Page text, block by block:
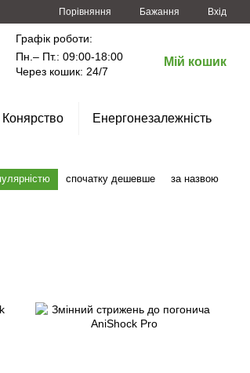
Порівняння Бажання Вхід
Графік роботи:
Пн.– Пт.: 09:00-18:00
Через кошик: 24/7
Мій кошик
Конярство Енергонезалежність
спочатку дешевше за назвою